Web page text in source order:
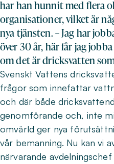
har han hunnit med flera
organisationer, vilket är
nya tjänsten. – Jag har
över 30 år, här får jag
om det är dricksvatten
Svenskt Vattens
frågor som innefattar
och där både
genomförande och, inte
omvärld ger nya
vår bemanning. Nu kan vi
närvarande